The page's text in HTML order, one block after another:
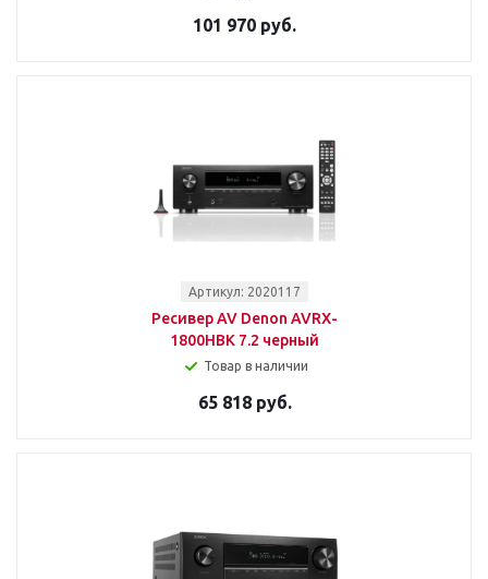
101 970 руб.
Артикул: 2020117
Ресивер AV Denon AVRX-
1800HBK 7.2 черный
Товар в наличии
65 818 руб.